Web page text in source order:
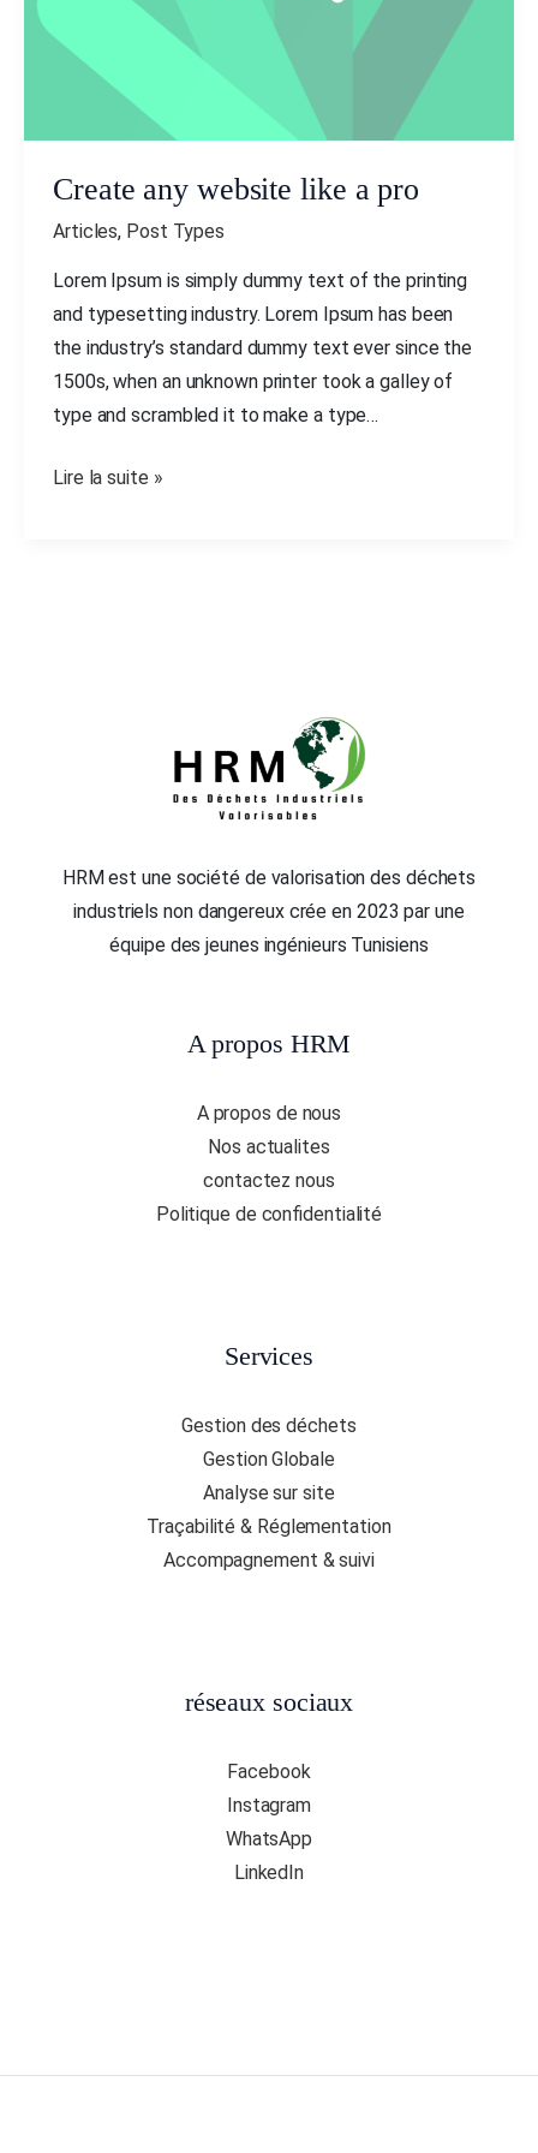
Create any website like a pro
Articles, Post Types
Lorem Ipsum is simply dummy text of the printing
and typesetting industry. Lorem Ipsum has been
the industry’s standard dummy text ever since the
1500s, when an unknown printer took a galley of
type and scrambled it to make a type…
Lire la suite »
HRM est une société de valorisation des déchets
industriels non dangereux crée en 2023 par une
équipe des jeunes ingénieurs Tunisiens
A propos HRM
A propos de nous
Nos actualites
contactez nous
Politique de confidentialité
Services
Gestion des déchets
Gestion Globale
Analyse sur site
Traçabilité & Réglementation
Accompagnement & suivi
réseaux sociaux
Facebook
Instagram
WhatsApp
LinkedIn